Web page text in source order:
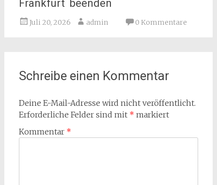
Frankfurt beenden
Juli 20, 2026 admin 0 Kommentare
Schreibe einen Kommentar
Deine E-Mail-Adresse wird nicht veröffentlicht.
Erforderliche Felder sind mit * markiert
Kommentar *